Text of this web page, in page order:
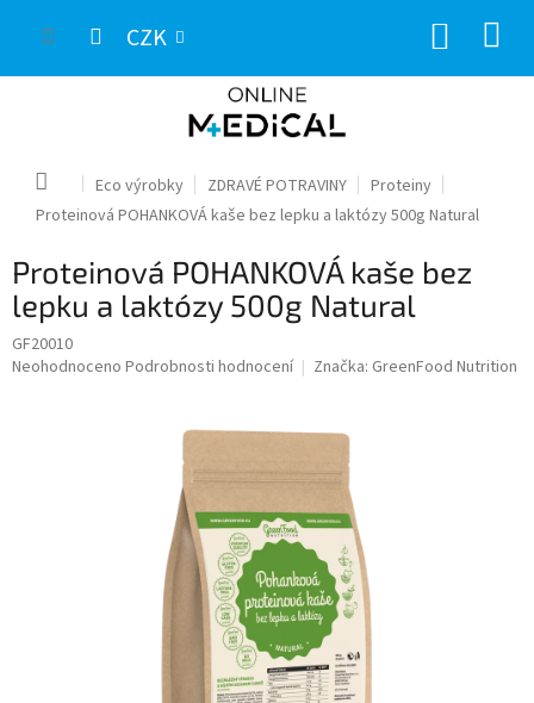
CZK
Domů Eco výrobky ZDRAVÉ POTRAVINY
Proteiny
Proteinová POHANKOVÁ kaše bez lepku a laktózy 500g Natural
Proteinová POHANKOVÁ kaše bez
lepku a laktózy 500g Natural
GF20010
Průměrné
Neohodnoceno Podrobnosti hodnocení Značka: GreenFood Nutrition